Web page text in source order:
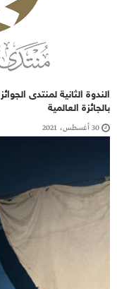
الندوة الثانية لمنتدى
بالجائزة العالمية
30 أغسطس، 2021